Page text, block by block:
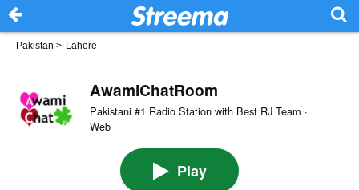
Pakistan > Lahore
AwamiChatRoom
Pakistani #1 Radio Station with Best RJ Team ·
Web
Play